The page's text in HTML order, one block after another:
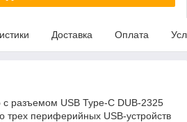
Доставка Оплата
разъемом USB Type-C DUB-2325
трех периферийных USB-устройств